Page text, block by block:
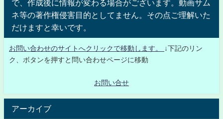
で、作成後に情報が変わる場合がございます。動画サム
ネ等の著作権侵害目的としてません。その点ご理解いた
だけますと幸いです。
お問い合わせのサイトへクリックで移動します。
↓下記のリン
ク、ボタンを押すと問い合わせページに移動
お問い合せ
アーカイブ